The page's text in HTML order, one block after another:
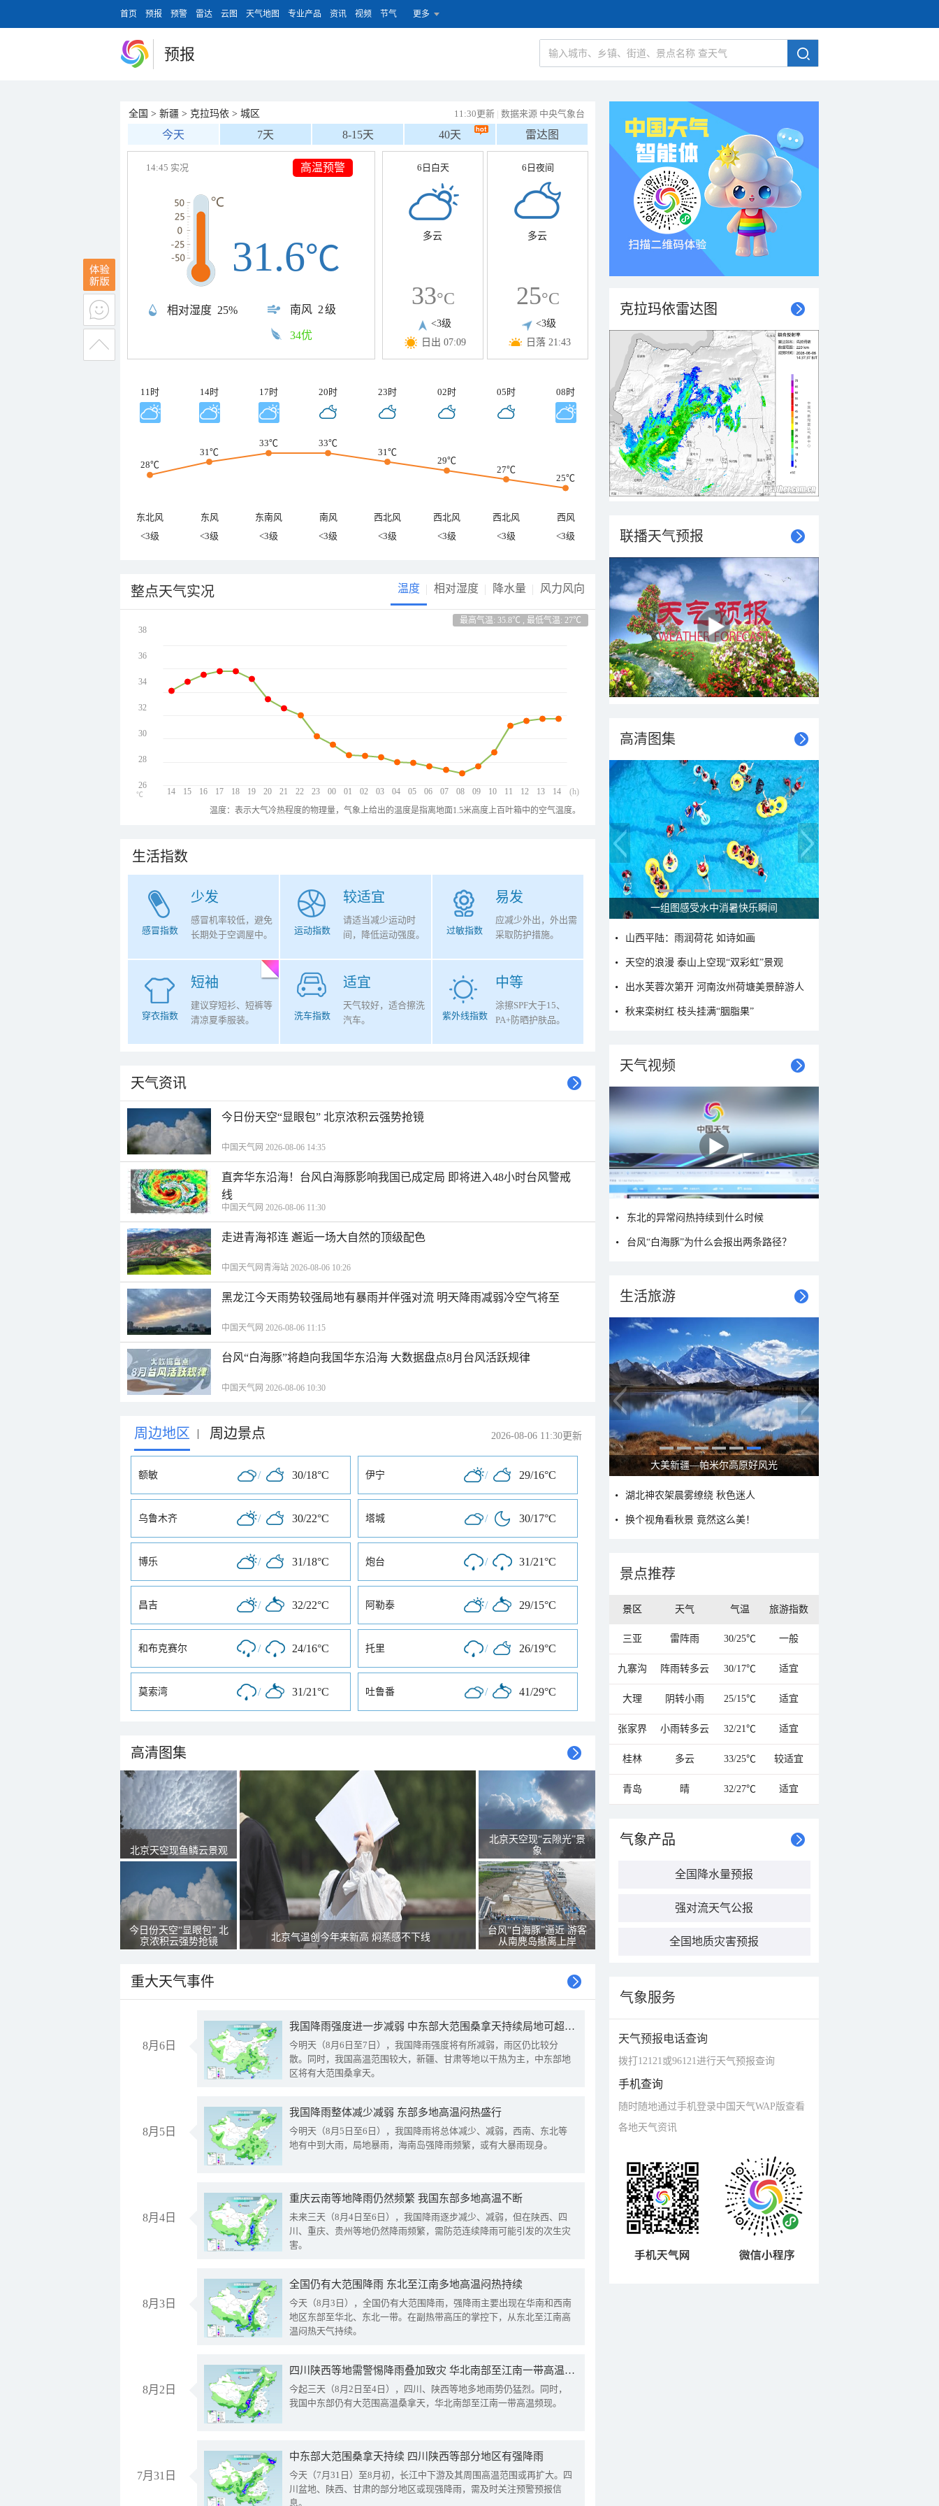
首页 预报 预警 雷达 云图 天气地图 专业产品 资讯 视频 节气 更多
预报
全国 > 新疆 > 克拉玛依 > 城区 11:30更新 | 数据来源 中央气象台
今天 7天 8-15天 40天 雷达图
14:45 实况
相对湿度 25% 南风 2级
31.6℃
34优
高温预警 6日白天
多云
33°C
<3级
日出 07:09
6日夜间
多云
25°C
<3级
日落 21:43
11时 14时 17时 20时 23时 02时 05时 08时
28℃
31℃
33℃
33℃
31℃
29℃
27℃
25℃
东北风 东风 东南风 南风 西北风 西北风 西北风
西风
<3级
<3级 <3级 <3级 <3级 <3级 <3级 <3级
整点天气实况 温度 相对湿度 降水量 风力风向
最高气温: 35.8℃ , 最低气温: 27℃
14 15 16 17 18 19 20 21 22 23 00 01 02 03 04 05 06 07 08 09 10 11 12 13 14
38
36
34
32
30
28
26
(h)
℃
温度：表示大气冷热程度的物理量，气象上给出的温度是指离地面1.5米高度上百叶箱中的空气温度。
生活指数
少发
感冒指数
感冒机率较低，避免
长期处于空调屋中。
较适宜
运动指数
请适当减少运动时
间，降低运动强度。
易发
过敏指数
应减少外出，外出需
采取防护措施。
短袖
穿衣指数
建议穿短衫、短裤等
清凉夏季服装。
适宜
洗车指数
天气较好，适合擦洗
汽车。
中等
紫外线指数
涂擦SPF大于15、
PA+防晒护肤品。
天气资讯
今日份天空“显眼包” 北京浓积云强势抢镜
中国天气网 2026-08-06 14:35
直奔华东沿海！台风白海豚影响我国已成定局 即将进入48小时台风警戒
线
中国天气网 2026-08-06 11:30
走进青海祁连 邂逅一场大自然的顶级配色
中国天气网青海站 2026-08-06 10:26
黑龙江今天雨势较强局地有暴雨并伴强对流 明天降雨减弱冷空气将至
中国天气网 2026-08-06 11:15
台风“白海豚”将趋向我国华东沿海 大数据盘点8月台风活跃规律
中国天气网 2026-08-06 10:30
周边地区 | 周边景点 2026-08-06 11:30更新
额敏 / 30/18°C 伊宁 / 29/16°C
乌鲁木齐 / 30/22°C 塔城 / 30/17°C
博乐 / 31/18°C 炮台 / 31/21°C
昌吉 / 32/22°C 阿勒泰 / 29/15°C
和布克赛尔 / 24/16°C 托里 / 26/19°C
莫索湾 / 31/21°C 吐鲁番 / 41/29°C
高清图集
北京天空现鱼鳞云景观
今日份天空“显眼包” 北
京浓积云强势抢镜
北京气温创今年来新高 焖蒸感不下线
北京天空现“云隙光”景
象
台风“白海豚”逼近 游客
从南麂岛撤离上岸
重大天气事件
8月6日
我国降雨强度进一步减弱 中东部大范围桑拿天持续局地可超38℃
今明天（8月6日至7日），我国降雨强度将有所减弱，雨区仍比较分
散。同时，我国高温范围较大，新疆、甘肃等地以干热为主，中东部地
区将有大范围桑拿天。
8月5日
我国降雨整体减少减弱 东部多地高温闷热盛行
今明天（8月5日至6日），我国降雨将总体减少、减弱，西南、东北等
地有中到大雨，局地暴雨，海南岛强降雨频繁，或有大暴雨现身。
8月4日
重庆云南等地降雨仍然频繁 我国东部多地高温不断
未来三天（8月4日至6日），我国降雨逐步减少、减弱，但在陕西、四
川、重庆、贵州等地仍然降雨频繁，需防范连续降雨可能引发的次生灾
害。
8月3日
全国仍有大范围降雨 东北至江南多地高温闷热持续
今天（8月3日），全国仍有大范围降雨，强降雨主要出现在华南和西南
地区东部至华北、东北一带。在副热带高压的掌控下，从东北至江南高
温闷热天气持续。
8月2日
四川陕西等地需警惕降雨叠加致灾 华北南部至江南一带高温频现
今起三天（8月2日至4日），四川、陕西等地多地雨势仍猛烈。同时，
我国中东部仍有大范围高温桑拿天，华北南部至江南一带高温频现。
7月31日
中东部大范围桑拿天持续 四川陕西等部分地区有强降雨
今天（7月31日）至8月初，长江中下游及其周围高温范围或再扩大。四
川盆地、陕西、甘肃的部分地区或现强降雨，需及时关注预警预报信
息。
克拉玛依雷达图
联播天气预报
高清图集
一组图感受水中消暑快乐瞬间
山西平陆：雨润荷花 如诗如画
天空的浪漫 泰山上空现“双彩虹”景观
出水芙蓉次第开 河南汝州荷塘美景醉游人
秋来栾树红 枝头挂满“胭脂果”
天气视频
东北的异常闷热持续到什么时候
台风“白海豚”为什么会报出两条路径？
生活旅游
大美新疆—帕米尔高原好风光
湖北神农架晨雾缭绕 秋色迷人
换个视角看秋景 竟然这么美！
景点推荐
景区 天气 气温 旅游指数
三亚 雷阵雨 30/25℃ 一般
九寨沟 阵雨转多云 30/17℃ 适宜
大理 阴转小雨 25/15℃ 适宜
张家界 小雨转多云 32/21℃ 适宜
桂林 多云 33/25℃ 较适宜
青岛 晴 32/27℃ 适宜
气象产品
全国降水量预报
强对流天气公报
全国地质灾害预报
气象服务
天气预报电话查询
拨打12121或96121进行天气预报查询
手机查询
随时随地通过手机登录中国天气WAP版查看
各地天气资讯